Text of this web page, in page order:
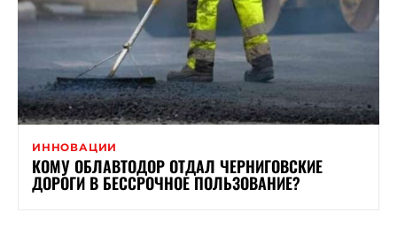
ИННОВАЦИИ
КОМУ ОБЛАВТОДОР ОТДАЛ ЧЕРНИГОВСКИЕ
ДОРОГИ В БЕССРОЧНОЕ ПОЛЬЗОВАНИЕ?